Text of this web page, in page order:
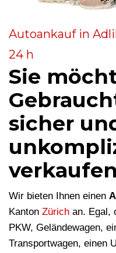
Autoankauf in
24 h
Sie
sicher
Wir bieten Ihnen einen
Kanton Zürich an. Egal,
PKW, Geländewagen,
Transportwagen, einen